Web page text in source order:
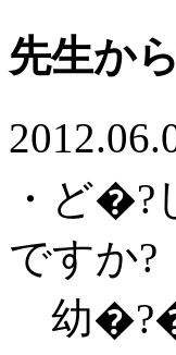
先生か
・ど
ですか?
幼